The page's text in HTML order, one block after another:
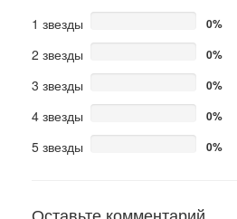
1 звезды
0%
2 звезды 0%
3 звезды 0%
4 звезды 0%
5 звезды 0%